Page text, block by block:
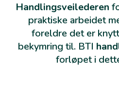
Handlingsveilederen
praktiske arbeidet
foreldre det er
bekymring til. BTI
forløpet i